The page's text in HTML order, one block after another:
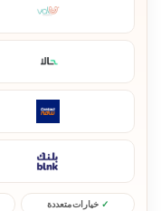
خيارات متعددة